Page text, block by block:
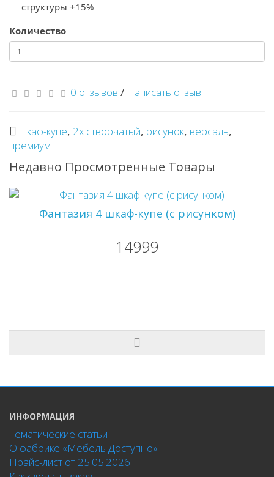
структуры +15%
Количество
0 отзывов / Написать отзыв
шкаф-купе, 2х створчатый, рисунок, версаль,
премиум
Недавно Просмотренные Товары
Фантазия 4 шкаф-купе (с рисунком)
14999
ИНФОРМАЦИЯ
Тематические статьи
О фабрике «Мебель Доступно»
Прайс-лист от 25.05.2026